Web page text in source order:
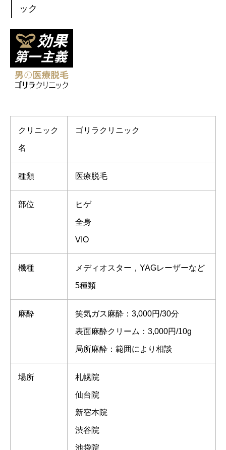
ック
クリニック
名
ゴリラクリニック
種類 医療脱毛
部位 ヒゲ
全身
VIO
機種 メディオスター，YAGレーザーなど
5種類
麻酔 笑気ガス麻酔：3,000円/30分
表面麻酔クリーム：3,000円/10g
局所麻酔：範囲により相談
場所 札幌院
仙台院
新宿本院
渋谷院
池袋院